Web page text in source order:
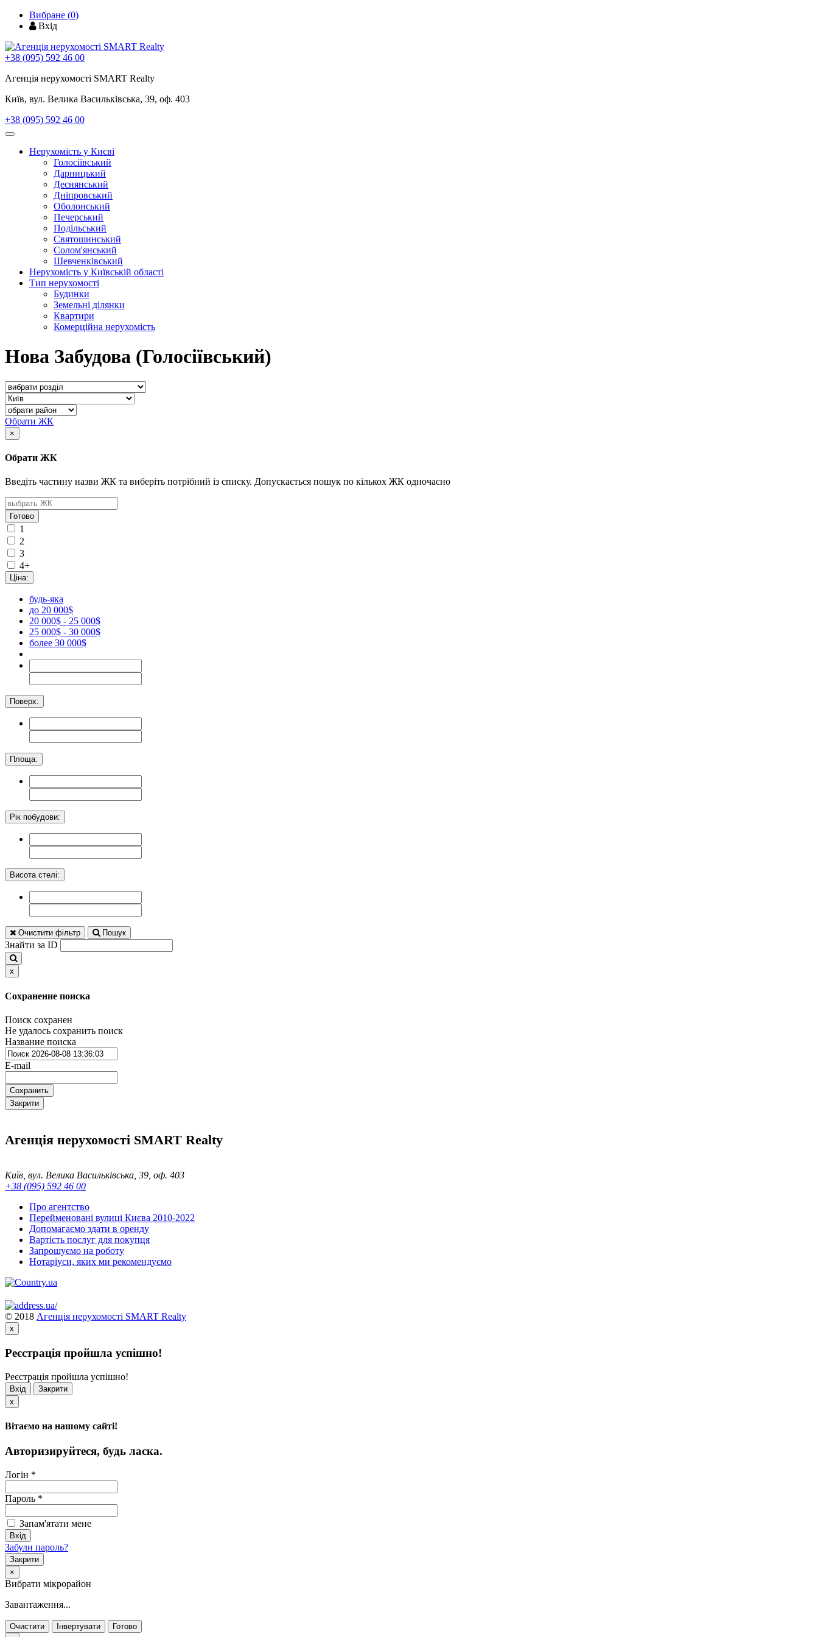
Вибране (0)
Вхід
+38 (095) 592 46 00
Агенція нерухомості SMART Realty
Київ, вул. Велика Васильківська, 39, оф. 403
+38 (095) 592 46 00
Toggle
navigationНерухомість у Києві
Голосіївський
Дарницький
Деснянський
Дніпровський
Оболонський
Печерський
Подільський
Святошинський
Солом'янський
Шевченківський
Нерухомість у Київській області
Тип нерухомості
Будинки
Земельні ділянки
Квартири
Комерційна нерухомість
Нова Забудова (Голосіївський)
Обрати ЖК
×
Обрати ЖК
Введіть частину назви ЖК та виберіть потрібний із списку. Допускається пошук по кількох ЖК одночасно
Готово
1
2
3
4+
Ціна:
будь-яка
до 20 000$
20 000$ - 25 000$
25 000$ - 30 000$
более 30 000$
Поверх:
Площа:
Рік побудови:
Висота стелі:
Очистити фільтр Пошук
Знайти за ID
x
Сохранение поиска
Поиск сохранен
Не удалось сохранить поиск
Название поиска
E-mail
Сохранить
Закрити
Агенція нерухомості SMART Realty
Київ, вул. Велика Васильківська, 39, оф. 403
+38 (095) 592 46 00
Про агентство
Перейменовані вулиці Києва 2010-2022
Допомагаємо здати в оренду
Вартість послуг для покупця
Запрошуємо на роботу
Нотаріуси, яких ми рекомендуємо
© 2018 Агенція нерухомості SMART Realty
x
Реєстрація пройшла успішно!
Реєстрація пройшла успішно!
Вхід
Закрити
x
Вітаємо на нашому сайті!
Авторизируйтеся, будь ласка.
Логін *
Пароль *
Запам'ятати мене
Забули пароль?
Закрити
×
Вибрати мікрорайон
Завантаження...
Очистити Інвертувати
Готово